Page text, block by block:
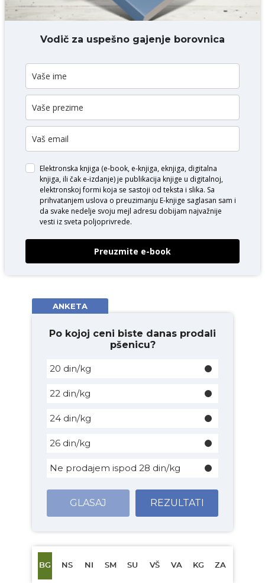
DODAJ KOMENTAR
Vodič za uspešno gajenje borovnica
Elektronska knjiga (e-book, e-knjiga, eknjiga, digitalna
knjiga, ili čak e-izdanje) je publikacija knjige u digitalnoj,
elektronskoj formi koja se sastoji od teksta i slika. Sa
prihvatanjem uslova o preuzimanju E-knjige saglasan sam i
da svake nedelje svoju mejl adresu dobijam najvažnije
vesti iz sveta poljoprivrede.
Preuzmite e-book
ANKETA
Po kojoj ceni biste danas prodali
pšenicu?
20 din/kg
22 din/kg
24 din/kg
26 din/kg
Ne prodajem ispod 28 din/kg
GLASAJ REZULTATI
BG NS NI SM SU VŠ VA KG ZA